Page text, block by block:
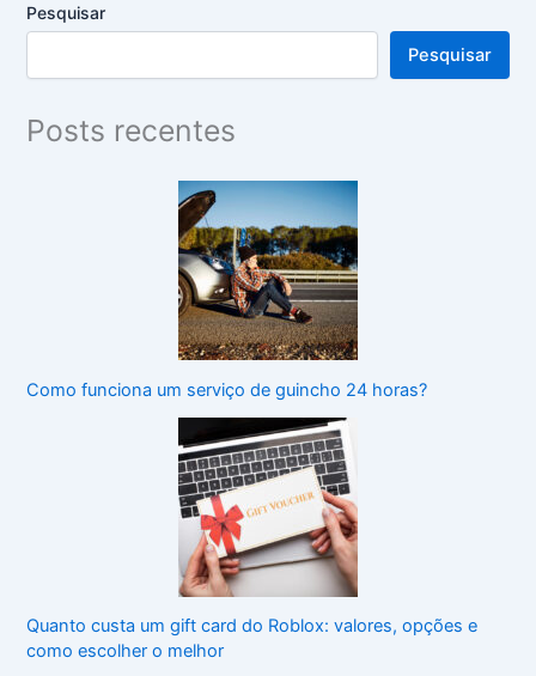
Pesquisar
Pesquisar
Posts recentes
Como funciona um serviço de guincho 24 horas?
Quanto custa um gift card do Roblox: valores, opções e
como escolher o melhor